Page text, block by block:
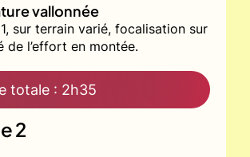
vallonnée
sur terrain varié, focalisation sur
de l’effort en montée.
totale : 2h35
2